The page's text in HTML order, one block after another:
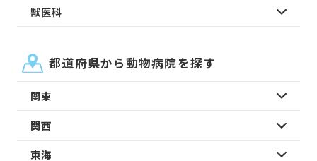
獣医科
都道府県から動物病院を探す
関東
関西
東海